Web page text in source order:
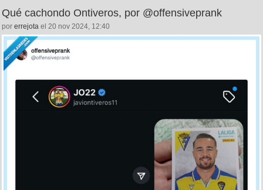
Qué cachondo Ontiveros, por @offensiveprank
por errejota el 20 nov 2024, 12:40